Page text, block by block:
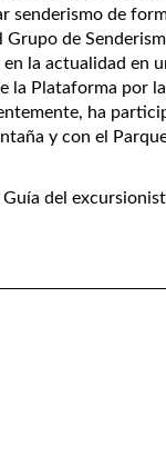
senderismo de
de
la actualidad en
la Plataforma por
ha
y con el
del